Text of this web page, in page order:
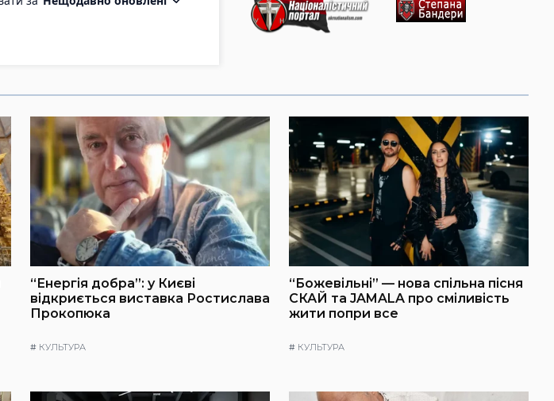
“Енергія добра”: у Києві
відкриється виставка Ростислава
Прокопюка
# КУЛЬТУРА
“Божевільні” — нова спільна пісня
СКАЙ та JAMALA про сміливість
жити попри все
# КУЛЬТУРА